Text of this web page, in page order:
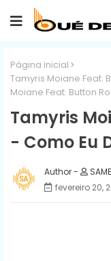
Página inicial
Tamyris Moiane Feat.
Moiane Feat. Button
Tamyris
- Como Eu
fevereiro 20,